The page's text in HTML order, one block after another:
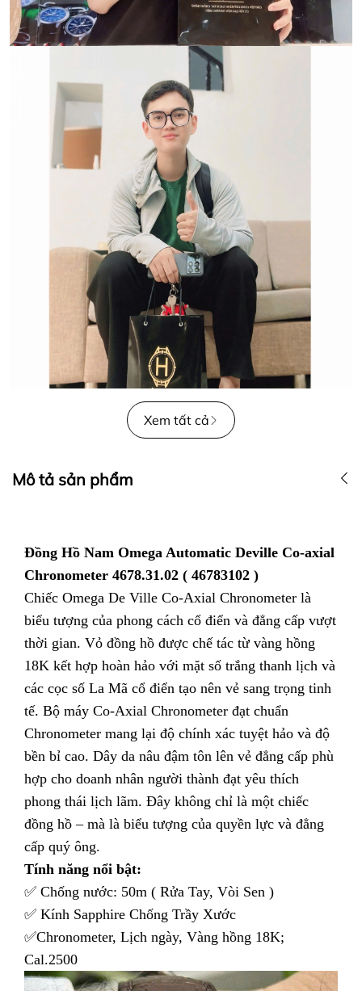
Xem tất cả
Mô tả sản phẩm
Đồng Hồ Nam Omega Automatic Deville Co-axial
Chronometer 4678.31.02 ( 46783102 )
Chiếc Omega De Ville Co-Axial Chronometer là
biểu tượng của phong cách cổ điển và đẳng cấp vượt
thời gian. Vỏ đồng hồ được chế tác từ vàng hồng
18K kết hợp hoàn hảo với mặt số trắng thanh lịch và
các cọc số La Mã cổ điển tạo nên vẻ sang trọng tinh
tế. Bộ máy Co-Axial Chronometer đạt chuẩn
Chronometer mang lại độ chính xác tuyệt hảo và độ
bền bỉ cao. Dây da nâu đậm tôn lên vẻ đẳng cấp phù
hợp cho doanh nhân người thành đạt yêu thích
phong thái lịch lãm. Đây không chỉ là một chiếc
đồng hồ – mà là biểu tượng của quyền lực và đẳng
cấp quý ông.
Tính năng nổi bật:
✅ Chống nước: 50m ( Rửa Tay, Vòi Sen )
✅ Kính Sapphire Chống Trầy Xước
✅Chronometer, Lịch ngày, Vàng hồng 18K;
Cal.2500